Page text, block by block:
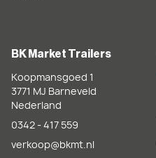
BK Market Trailers
Koopmansgoed 1
3771 MJ Barneveld
Nederland
0342 - 417 559
verkoop@bkmt.nl